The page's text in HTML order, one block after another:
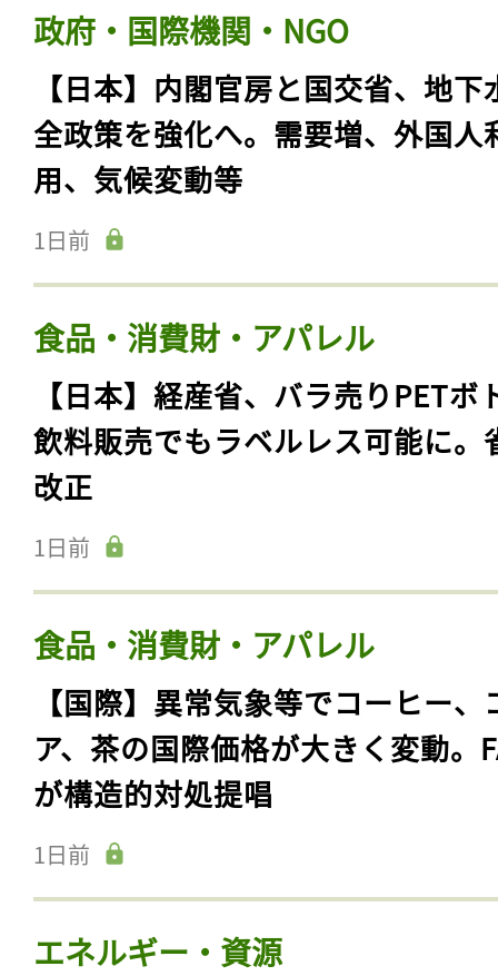
政府・国際機関・NGO
【日本】内閣官房と国交省、地下
全政策を強化へ。需要増、外国人
用、気候変動等
1日前
食品・消費財・アパレル
【日本】経産省、バラ売りPETボ
飲料販売でもラベルレス可能に。
改正
1日前
食品・消費財・アパレル
【国際】異常気象等でコーヒー、
ア、茶の国際価格が大きく変動。
が構造的対処提唱
1日前
エネルギー・資源